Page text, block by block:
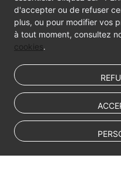
d'accepter ou de refuser
plus, ou pour modifier vos
à tout moment, consultez
cookies.